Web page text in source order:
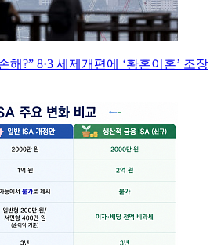
해?” 8·3 세제개편에 ‘황혼이혼’ 조장